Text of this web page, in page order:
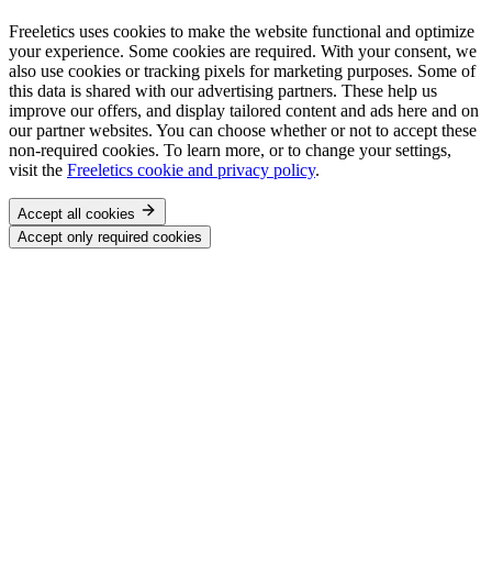
Freeletics uses cookies to make the website functional and optimize
your experience. Some cookies are required. With your consent, we
also use cookies or tracking pixels for marketing purposes. Some of
this data is shared with our advertising partners. These help us
improve our offers, and display tailored content and ads here and on
our partner websites. You can choose whether or not to accept these
non-required cookies. To learn more, or to change your settings,
visit the Freeletics cookie and privacy policy.
Accept all cookies
Accept only required cookies